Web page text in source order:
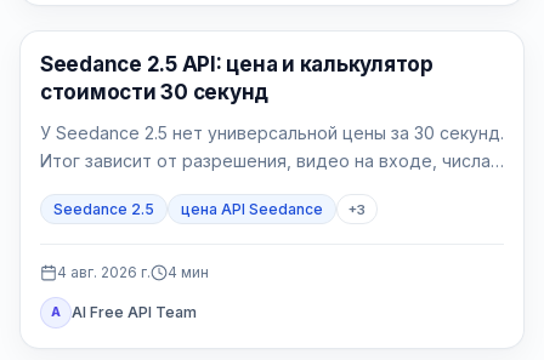
Генерация AI-видео
Seedance 2.5 API: цена и калькулятор
стоимости 30 секунд
У Seedance 2.5 нет универсальной цены за 30 секунд.
Итог зависит от разрешения, видео на входе, числа
Seedance 2.5 цена API Seedance +3
4 авг. 2026 г. 4 мин
A AI Free API Team